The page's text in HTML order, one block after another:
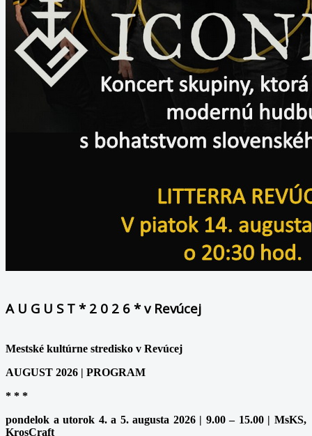
A U G U S T * 2 0 2 6 * v Revúcej
Mestské kultúrne stredisko v Revúcej
AUGUST 2026 | PROGRAM
* * *
pondelok a utorok 4. a 5. augusta 2026 | 9.00 – 15.00 | MsKS,
KrosCraft